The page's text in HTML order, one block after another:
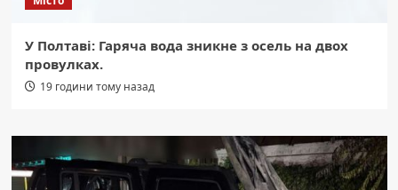
У Полтаві: Гаряча вода зникне з осель на двох
провулках.
19 години тому назад